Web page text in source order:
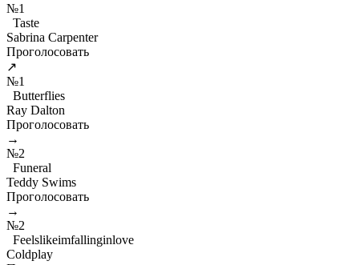
№1
Taste
Sabrina Carpenter
Проголосовать
↗
№1
Butterflies
Ray Dalton
Проголосовать
→
№2
Funeral
Teddy Swims
Проголосовать
→
№2
Feelslikeimfallinginlove
Coldplay